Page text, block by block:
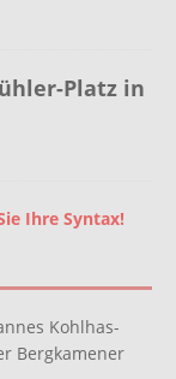
Platz in
Ihre Syntax!
Kohlhas-
Bergkamener